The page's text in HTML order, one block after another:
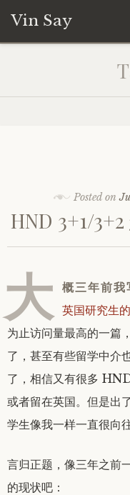
Vin Say
content
Posted on
HND 3+1/
大 概三年前我
英国研究生
为止访问量最高的一篇
了，甚至有些留学中介
了，相信又有很多
或者留在英国。但是出
学生像我一样一直很向
言归正题，像三年之前
的现状吧：